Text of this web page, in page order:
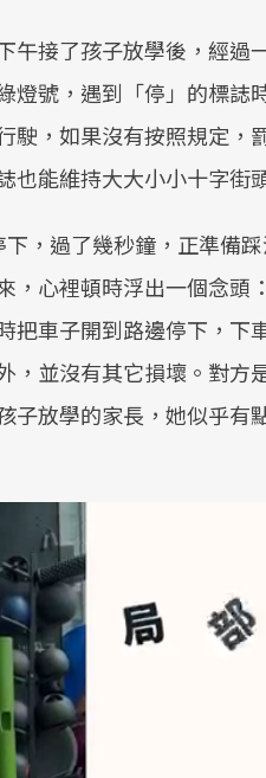
接了孩子放學後，經過
燈號，遇到「停」的標誌
駛，如果沒有按照規定，
也能維持大大小小十字街
，過了幾秒鐘，正準備
，心裡頓時浮出一個念頭
把車子開到路邊停下，下
，並沒有其它損壞。對方
子放學的家長，她似乎有
狀況、啟